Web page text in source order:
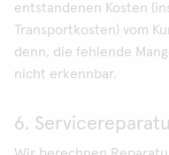
entstandenen Kosten
Transportkosten) vom
denn, die fehlende
nicht erkennbar.
6.